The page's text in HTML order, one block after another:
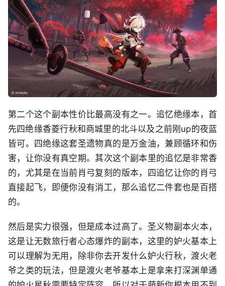
第二个这个副本性价比最高没有之一。追忆绝缘本，首
先四绝缘香菱行秋和商城里的北斗以及之前刚up的夜蓝
皆可。四绝缘这套圣遗物真的是万金油，兼顾循环和伤
害，让你没有真空期。其次这个副本里的追忆是非常香
的，尤其是在当前肖弓复刻的版本，四追忆让你的肖弓
直接起飞，即便你没有消工，那么追忆二件套也是百搭
的。
然后是实力很强，但是成本过高了。圣义物副本火本，
这是让无数旅行者心态爆炸的副本，这里的妒火基本上
可以理解为无用，除非你去开发什么妒火行秋，渡火老
爷之类的玩法，但是渡火老爷基本上是拿来打深渊单通